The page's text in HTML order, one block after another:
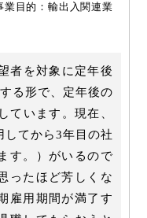
業目的：輸出入関連業
者を対象に定年後
る形で、定年後の
ています。現在、
してから3年目の社
す。）がいるので
ったほど芳しくな
雇用期間が満了す